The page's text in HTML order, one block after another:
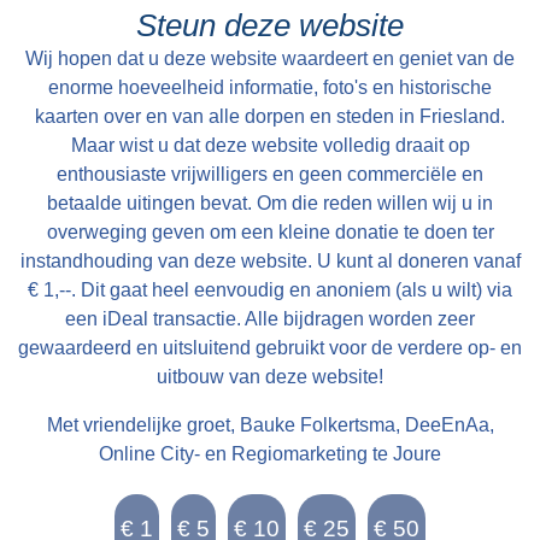
waarvan “36 ponden Hooijland, 31 ponden
Grasland en 7 ponden Reijdland”. Het land ten
zuiden van de boerderij wordt het “lege meden”
genoemd, waaraan het rijeedmeer (rietmeer) ligt.
Het rijeedland (rietland) ligt tegen de “die grote
Rien”. Verder is er nog “6 ponden saedlant
leggende, om ende om op ende an Epas vors.
stins graft”. Deze stinsgracht omsloot de
stinswier en lag tegen het “saedland” aan. Een
andere naam die wordt gebruikt voor stinswier is
‘wijer’. Deze naam komen we tegen in het
Register van aanbreng bij de buurman van Epa
Ighaz op Suderburen. Lolla Taekaz is hier
pachtboer en “dije halve huijssteed mijt die
halve wijer hoert Epa voer XIV st “. Epa Ighaz is
dus eigenaar van de stins op Walma state en
Steun deze website
Wij hopen dat u deze website waardeert en geniet van de
enorme hoeveelheid informatie, foto's en historische
kaarten over en van alle dorpen en steden in Friesland.
Maar wist u dat deze website volledig draait op
enthousiaste vrijwilligers en geen commerciële en
betaalde uitingen bevat. Om die reden willen wij u in
overweging geven om een kleine donatie te doen ter
instandhouding van deze website. U kunt al doneren vanaf
€ 1,--. Dit gaat heel eenvoudig en anoniem (als u wilt) via
een iDeal transactie. Alle bijdragen worden zeer
gewaardeerd en uitsluitend gebruikt voor de verdere op- en
uitbouw van deze website!
Met vriendelijke groet, Bauke Folkertsma, DeeEnAa,
Online City- en Regiomarketing te Joure